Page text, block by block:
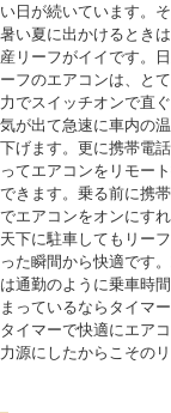
い日が続いています。
暑い夏に出かけるとき
産リーフがイイです。
ーフのエアコンは、と
力でスイッチオンで直
気が出て急速に車内の
下げます。更に携帯電
ってエアコンをリモー
できます。乗る前に携
でエアコンをオンにす
天下に駐車してもリー
った瞬間から快適です
は通勤のように乗車時
まっているならタイマ
タイマーで快適にエア
力源にしたからこその